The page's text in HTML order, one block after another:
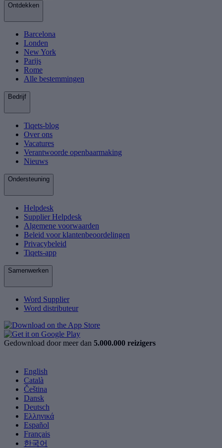
Ontdekken
Barcelona
Londen
New York
Parijs
Rome
Alle bestemmingen
Bedrijf
Tiqets-blog
Over ons
Vacatures
Verantwoorde openbaarmaking
Nieuws
Ondersteuning
Helpdesk
Supplier Helpdesk
Algemene voorwaarden
Beleid voor klantenbeoordelingen
Privacybeleid
Tiqets-app
Samenwerken
Word Supplier
Word distributeur
Gedownload door meer dan 5.000.000 reizigers
English
Català
Čeština
Dansk
Deutsch
Ελληνικά
Español
Français
한국어